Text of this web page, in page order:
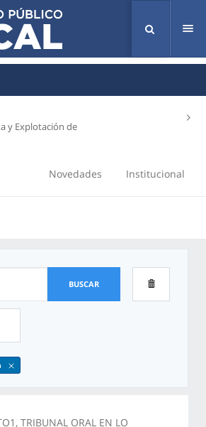
y Explotación de
Novedades Institucional
BUSCAR
TRIBUNAL ORAL EN LO